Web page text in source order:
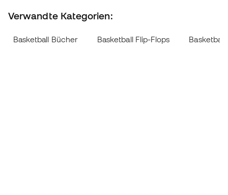
Verwandte Kategorien:
Basketball Bücher Basketball Flip-Flops Basketball